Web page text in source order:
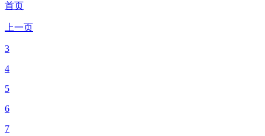
首页
上一页
3
4
5
6
7